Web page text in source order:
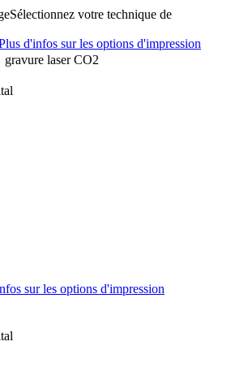
Sélectionnez votre technique de
d'infos sur les options d'impression
gravure laser CO2
sur les options d'impression